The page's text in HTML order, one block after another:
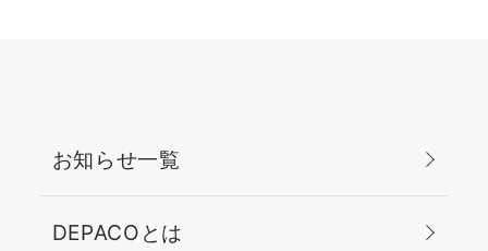
分、ぼやけた印象になら
ないようマスカラとアイ
ライナーはしっかり目に
つけることでお顔にまと
お知らせ一覧
DEPACOとは